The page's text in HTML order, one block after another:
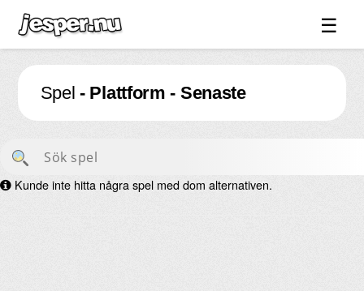
☰
Spel ↓
Bilder ↓
Forum ↓
Länkar
Videos
Spel - Plattform - Senaste
Kunde inte hitta några spel med dom alternativen.